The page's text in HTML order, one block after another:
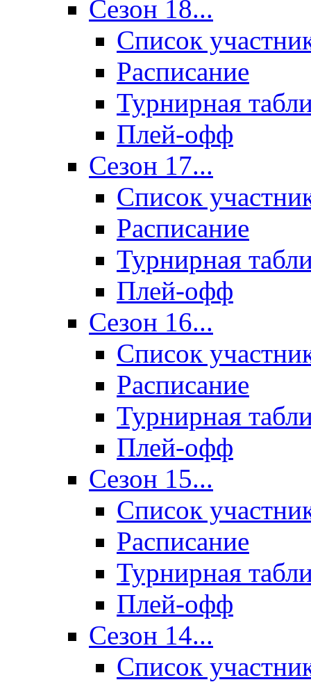
Сезон 18...
Список
Расписание
Турнирная
Плей-офф
Сезон 17...
Список
Расписание
Турнирная
Плей-офф
Сезон 16...
Список
Расписание
Турнирная
Плей-офф
Сезон 15...
Список
Расписание
Турнирная
Плей-офф
Сезон 14...
Список